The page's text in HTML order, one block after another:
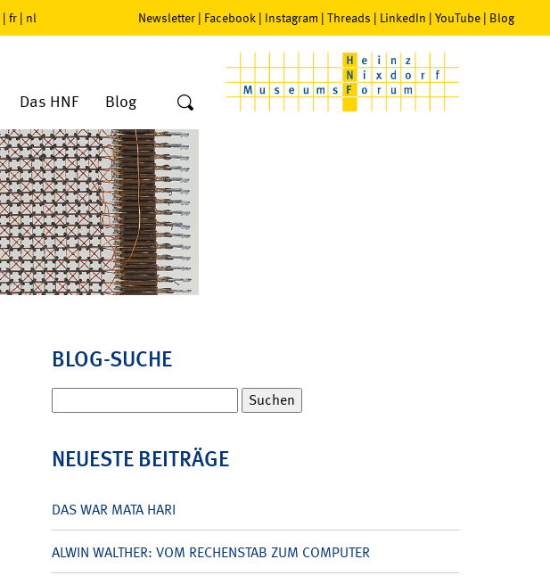
| fr | nl Newsletter | Facebook | Instagram | Threads | LinkedIn | YouTube | Blog
Das HNF Blog
BLOG-SUCHE
nach:
NEUESTE BEITRÄGE
DAS WAR MATA HARI
ALWIN WALTHER: VOM RECHENSTAB ZUM COMPUTER